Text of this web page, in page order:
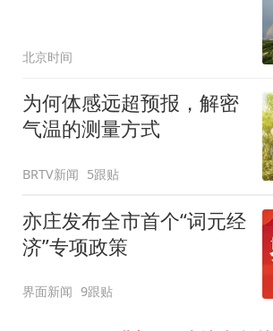
北京时间
为何体感远超预报，解密
气温的测量方式
BRTV新闻 5跟贴
亦庄发布全市首个“词元经
济”专项政策
界面新闻 9跟贴